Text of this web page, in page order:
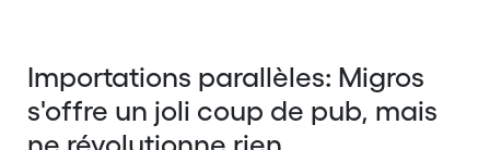
Importations parallèles: Migros
s'offre un joli coup de pub, mais